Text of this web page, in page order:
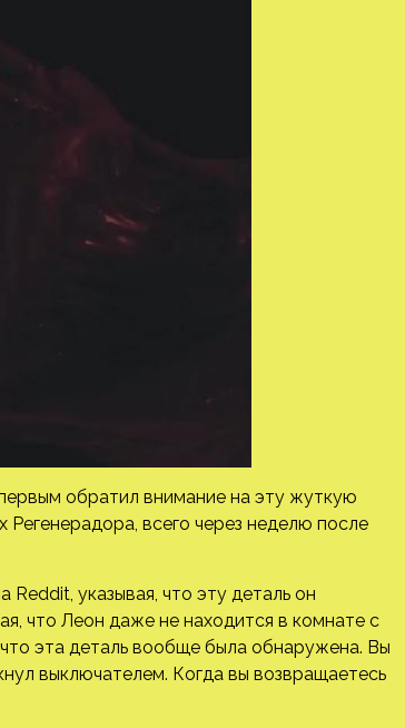
обратил внимание на эту жуткую
всего через неделю после
указывая, что эту деталь он
что Леон даже не находится в комнате с
эта деталь вообще была обнаружена. Вы
выключателем. Когда вы возвращаетесь